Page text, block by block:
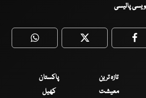
پالیسی
WhatsApp Twitter
تازہ ترین
پاکستان
معیشت
کھیل